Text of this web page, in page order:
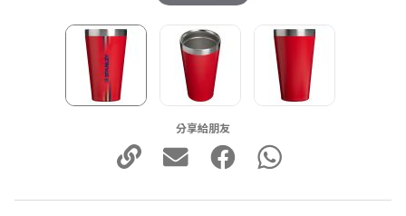
分享給朋友